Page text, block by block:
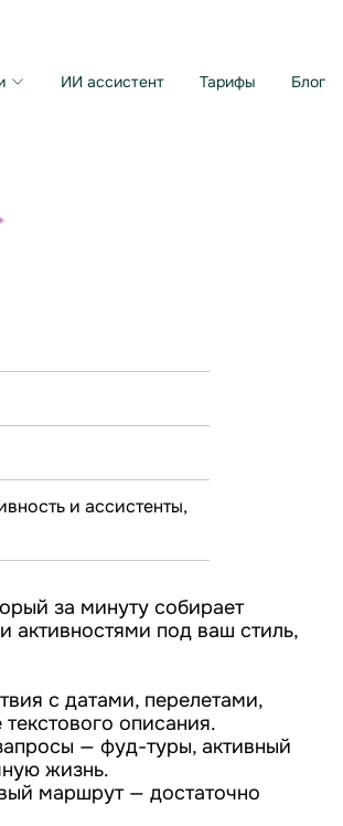
ИИ ассистент Тарифы Блог
и ассистенты,
за минуту собирает
активностями под ваш стиль,
с датами, перелетами,
описания.
— фуд-туры, активный
жизнь.
маршрут — достаточно